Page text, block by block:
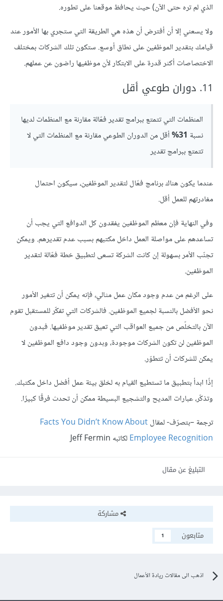
الذي لم تره حتى الآن) حيث يحافظ موقعنا على تطوره.
ولا يسعني إلا أن أفترض أن هذه هي الطريقة التي ستجري بها الأمور عند
قيامك بتقدير الموظفين على نطاق أوسع. ستكون تلك الشركات بمختلف
الاختصاصات أكثر قدرة على الابتكار لأن موظفيها راضون عن عملهم.
11. دوران طوعي أقل
المنظمات التي تتمتع ببرامج تقدير فعّالة مقارنة مع المنظمات لديها
نسبة 31%
أقل من الدوران الطوعي مقارنة مع المنظمات التي لا
تتمتع ببرامج تقدير
عندما يكون هناك برنامج فعّال لتقدير الموظفين، سيكون احتمال
مغادرتهم للعمل أقل.
وفي النهاية فإن معظم الموظفين يفقدون كل الدوافع التي يجب أن
تساعدهم على مواصلة العمل داخل مكتبهم بسبب عدم تقديرهم. ويمكن
تجنّب الأمر بسهولة إن كانت الشركة تسعى لتطبيق خطة فعّالة لتقدير
الموظفين.
على الرغم من عدم وجود مكان عمل مثالي، فإنه يمكن أن تتغير الأمور
نحو الأفضل بالنسبة لجميع الموظفين. فالشركات التي تفكّر للمستقبل تقوم
الآن بالتخلّص من جميع العواقب التي تعيق تقدير موظفيها. فبدون
الموظفين لن تكون الشركات موجودة، وبدون وجود دافع الموظفين لا
يمكن للشركات أن تتطوّر.
إذًا ابدأ بتطبيق ما تستطيع القيام به لخلق بيئة عمل أفضل داخل مكتبك.
وتذكّر، عبارات المديح والتشجيع البسيطة ممكن أن تحدث فرقًا كبيرًا.
ترجمة –بتصرّف- لمقالFacts You Didn’t Know About
Employee Recognitionلكاتبه Jeff Fermin
التبليغ عن مقال
مشاركة
متابعون
1
اذهب الى مقالات ريادة الأعمال